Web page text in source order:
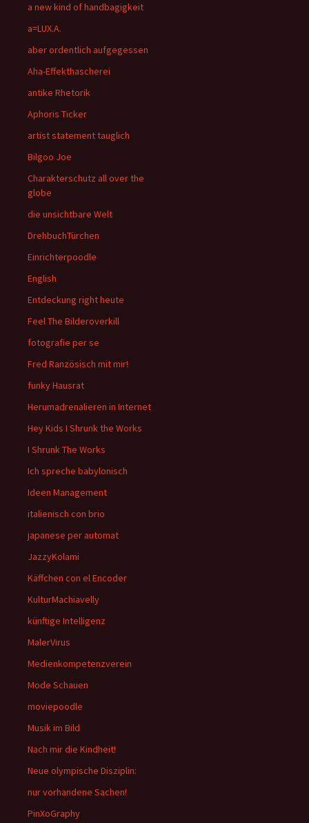
a new kind of handbagigkeit
a=LUX.A.
aber ordentlich aufgegessen
Aha-Effekthascherei
antike Rhetorik
Aphoris Ticker
artist statement tauglich
Bilgoo Joe
Charakterschutz all over the
globe
die unsichtbare Welt
DrehbuchTürchen
Einrichterpoodle
English
Entdeckung right heute
Feel The Bilderoverkill
fotografie per se
Fred Ranzösisch mit mir!
funky Hausrat
Herumadrenalieren in Internet
Hey Kids I Shrunk the Works
I Shrunk The Works
Ich spreche babylonisch
Ideen Management
italienisch con brio
japanese per automat
JazzyKolami
Käffchen con el Encoder
KulturMachiavelly
künftige Intelligenz
MalerVirus
Medienkompetenzverein
Mode Schauen
moviepoodle
Musik im Bild
Nach mir die Kindheit!
Neue olympische Disziplin:
nur vorhandene Sachen!
PinXoGraphy